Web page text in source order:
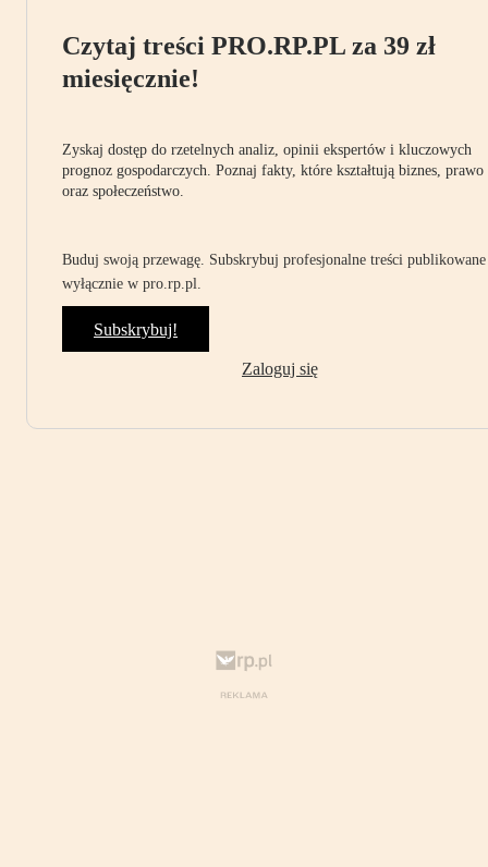
Czytaj treści PRO.RP.PL za 39 zł
miesięcznie!
Zyskaj dostęp do rzetelnych analiz, opinii ekspertów i kluczowych
prognoz gospodarczych. Poznaj fakty, które kształtują biznes, prawo
oraz społeczeństwo.
Buduj swoją przewagę. Subskrybuj profesjonalne treści publikowane
wyłącznie w pro.rp.pl.
Subskrybuj!
Zaloguj się